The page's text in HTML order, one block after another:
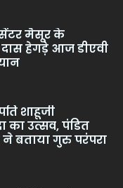
सेंटर मैसूर के
दास हेगड़े आज डीएवी
शाहूजी
का उत्सव, पंडित
बताया गुरु परंपरा